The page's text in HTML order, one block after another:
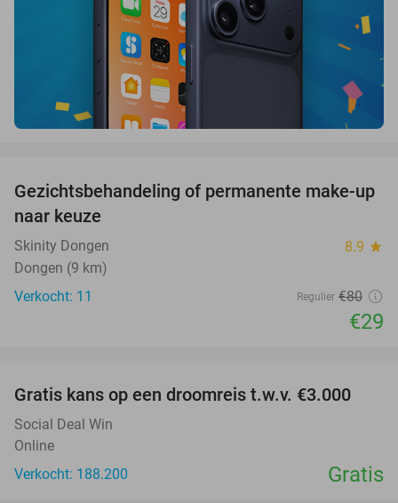
64%
Gezichtsbehandeling of permanente make-up
naar keuze
Skinity Dongen 8.9 star
Dongen (9 km)
Verkocht: 11
Regulier €80
€29
Gratis kans op een droomreis t.w.v. €3.000
Social Deal Win
Online
Verkocht: 188.200
Gratis